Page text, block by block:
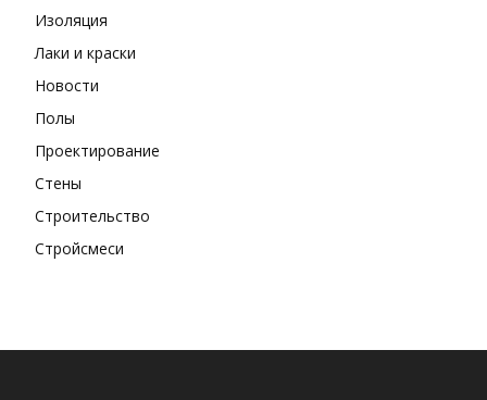
Изоляция
Лаки и краски
Новости
Полы
Проектирование
Стены
Строительство
Стройсмеси